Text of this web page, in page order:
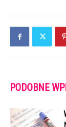
PODOBNE